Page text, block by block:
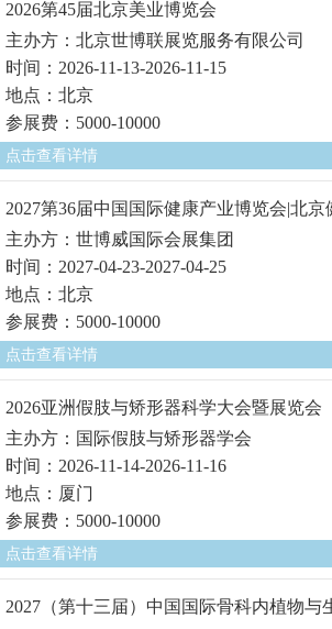
2026第45届北京美业博览会
主办方：北京世博联展览服务有限公司
时间：2026-11-13-2026-11-15
地点：北京
参展费：5000-10000
点击查看详情
2027第36届中国国际健康产业博览会|北京
主办方：世博威国际会展集团
时间：2027-04-23-2027-04-25
地点：北京
参展费：5000-10000
点击查看详情
2026亚洲假肢与矫形器科学大会暨展览会
主办方：国际假肢与矫形器学会
时间：2026-11-14-2026-11-16
地点：厦门
参展费：5000-10000
点击查看详情
2027（第十三届）中国国际骨科内植物与